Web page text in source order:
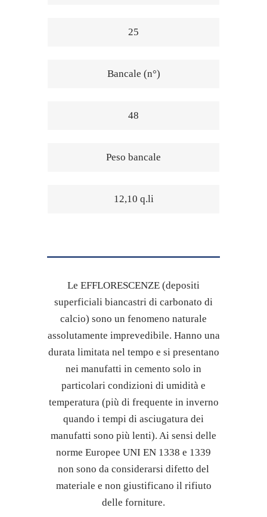
25
Bancale (n°)
48
Peso bancale
12,10 q.li
Le EFFLORESCENZE (depositi
superficiali biancastri di carbonato di
calcio) sono un fenomeno naturale
assolutamente imprevedibile. Hanno una
durata limitata nel tempo e si presentano
nei manufatti in cemento solo in
particolari condizioni di umidità e
temperatura (più di frequente in inverno
quando i tempi di asciugatura dei
manufatti sono più lenti). Ai sensi delle
norme Europee UNI EN 1338 e 1339
non sono da considerarsi difetto del
materiale e non giustificano il rifiuto
delle forniture.